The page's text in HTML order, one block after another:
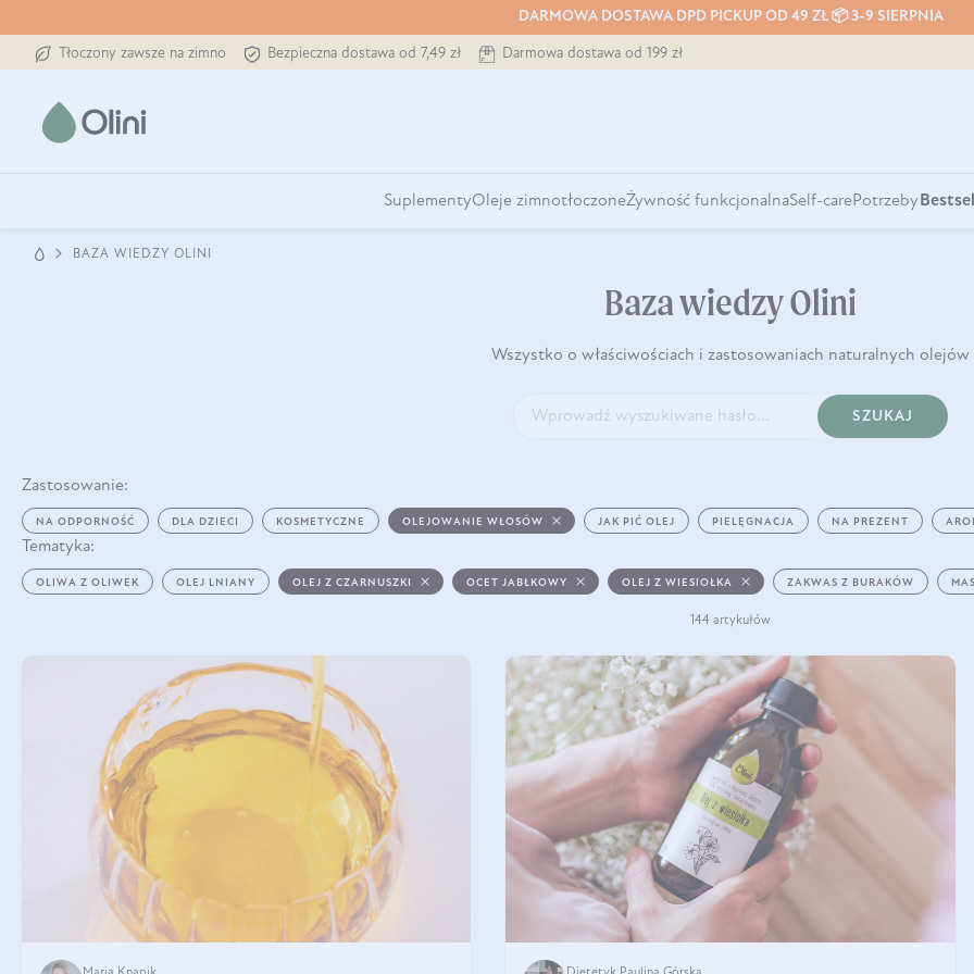
DARMOWA DOSTAWA DPD PICKUP OD 49 ZŁ 📦 3-9 SIERPNIA
Tłoczony zawsze na zimno Bezpieczna dostawa od 7,49 zł Darmowa dostawa od 199 zł
SuplementyOleje zimnotłoczoneŻywność funkcjonalnaSelf-carePotrzeby
BAZA WIEDZY OLINI
Baza wiedzy Olini
Wszystko o właściwościach i zastosowaniach naturalnych olejów
SZUKAJ
Zastosowanie:
NA ODPORNOŚĆ DLA DZIECI KOSMETYCZNE OLEJOWANIE WŁOSÓW JAK PIĆ OLEJ PIELĘGNACJA NA PREZENT
Tematyka:
OLIWA Z OLIWEK OLEJ LNIANY OLEJ Z CZARNUSZKI OCET JABŁKOWY OLEJ Z WIESIOŁKA ZAKWAS Z BURAKÓW
144 artykułów